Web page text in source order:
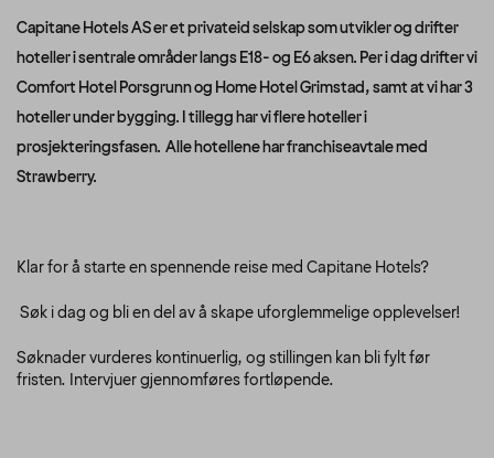
Capitane Hotels AS er et privateid selskap som utvikler og drifter
hoteller i sentrale områder langs E18- og E6 aksen. Per i dag drifter vi
Comfort Hotel Porsgrunn og Home Hotel Grimstad, samt at vi har 3
hoteller under bygging. I tillegg har vi flere hoteller i
prosjekteringsfasen. Alle hotellene har franchiseavtale med
Strawberry.
Klar for å starte en spennende reise med Capitane Hotels?
Søk i dag og bli en del av å skape uforglemmelige opplevelser!
Søknader vurderes kontinuerlig, og stillingen kan bli fylt før
fristen. Intervjuer gjennomføres fortløpende.